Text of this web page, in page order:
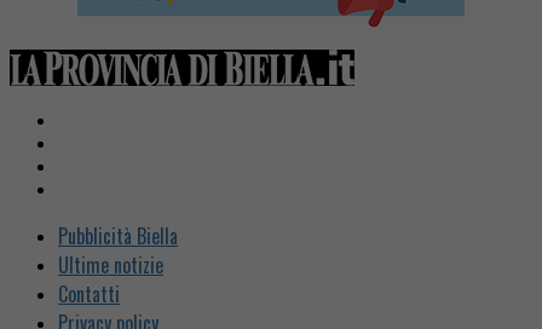
Pubblicità Biella
Ultime notizie
Contatti
Privacy policy